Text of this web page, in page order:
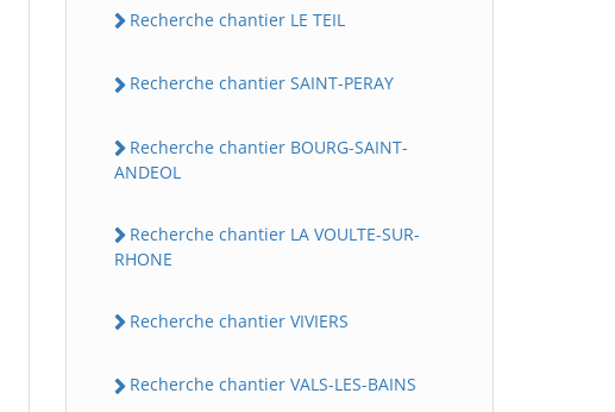
Recherche chantier LE TEIL
Recherche chantier SAINT-PERAY
Recherche chantier BOURG-SAINT-
ANDEOL
Recherche chantier LA VOULTE-SUR-
RHONE
Recherche chantier VIVIERS
Recherche chantier VALS-LES-BAINS